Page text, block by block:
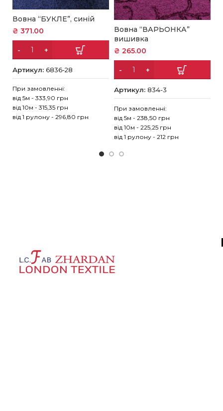
Вовна “БУКЛЕ”, синій
₴ 371.00
Артикул: 6836-28
При замовленні:
від 5м - 333,90 грн
від 10м - 315,35 грн
від 1 рулону - 296,80 грн
Вовна “ВАРЬОНКА”
вишивка
₴ 265.00
Артикул: 834-3
При замовленні:
від 5м - 238,50 грн
від 10м - 225,25 грн
від 1 рулону - 212 грн